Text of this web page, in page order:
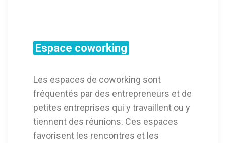
Espace coworking
Les espaces de coworking sont
fréquentés par des entrepreneurs et de
petites entreprises qui y travaillent ou y
tiennent des réunions. Ces espaces
favorisent les rencontres et les